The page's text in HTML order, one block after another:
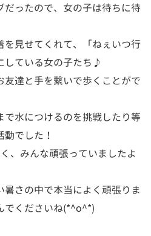
だったので、女の子は待ちに待
見せてくれて、「ねぇいつ行
している女の子たち♪
達と手を繋いで歩くことがで
水につけるのを挑戦したり等
でした！
、みんな頑張っていましたよ
さの中で本当によく頑張りま
でくださいね(*^o^*)